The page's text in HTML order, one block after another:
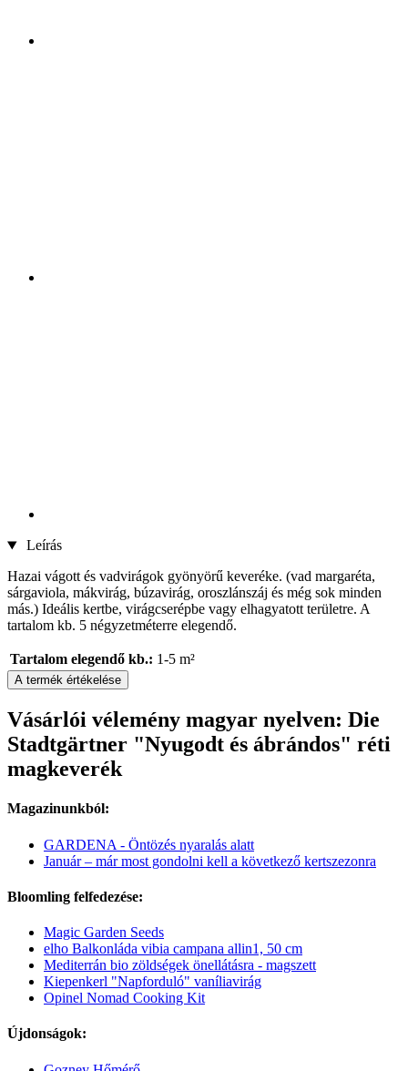
Leírás
Hazai vágott és vadvirágok gyönyörű keveréke. (vad margaréta,
sárgaviola, mákvirág, búzavirág, oroszlánszáj és még sok minden
más.) Ideális kertbe, virágcserépbe vagy elhagyatott területre. A
tartalom kb. 5 négyzetméterre elegendő.
Tartalom elegendő kb.: 1-5 m²
A termék értékelése
Vásárlói vélemény magyar nyelven: Die
Stadtgärtner "Nyugodt és ábrándos" réti
magkeverék
Magazinunkból:
GARDENA - Öntözés nyaralás alatt
Január – már most gondolni kell a következő kertszezonra
Bloomling felfedezése:
Magic Garden Seeds
elho Balkonláda vibia campana allin1, 50 cm
Mediterrán bio zöldségek önellátásra - magszett
Kiepenkerl "Napforduló" vaníliavirág
Opinel Nomad Cooking Kit
Újdonságok: